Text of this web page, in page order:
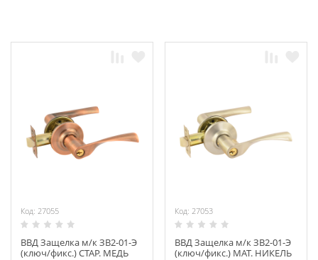
Код: 27055
ВВД Защелка м/к ЗВ2-01-Э
(ключ/фикс.) СТАР. МЕДЬ
Код: 27053
ВВД Защелка м/к ЗВ2-01-Э
(ключ/фикс.) МАТ. НИКЕЛЬ